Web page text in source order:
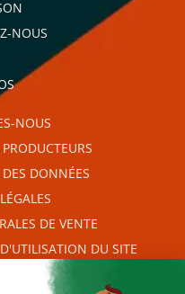
NOUS
NOUS
DONNÉES
DE VENTE
DU SITE